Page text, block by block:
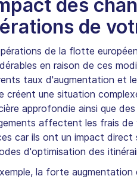
des
de
de la flotte
en raison de ces
taux d'augmentation et
créent une situation
approfondie ainsi que
affectent les frais
car ils ont un impact
d'optimisation des
la forte